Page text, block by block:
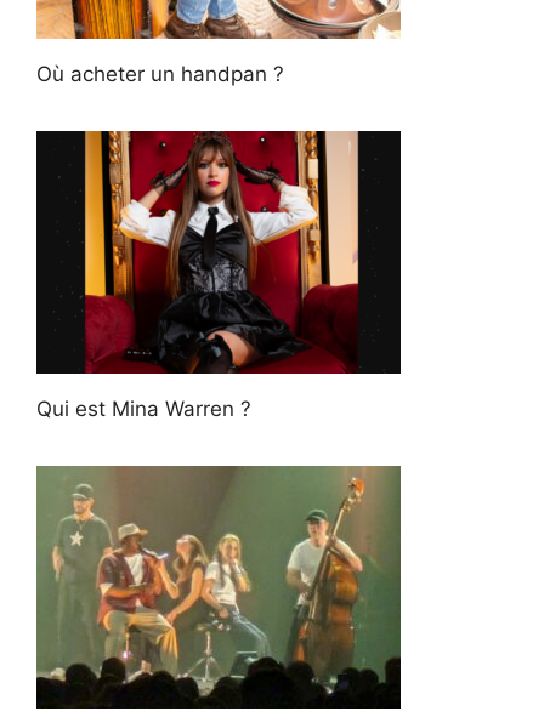
Où acheter un handpan ?
Qui est Mina Warren ?